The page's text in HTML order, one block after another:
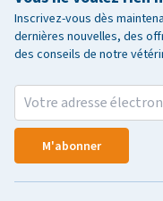
Inscrivez-vous dès
dernières nouvelles, des
des conseils de notre
M'abonner